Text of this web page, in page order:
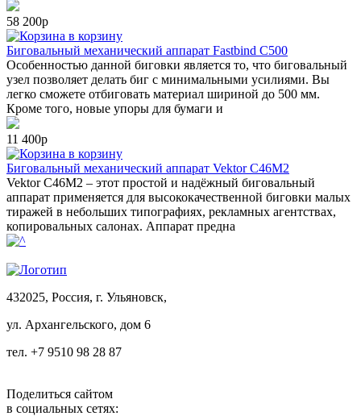
58 200р
в корзину
Биговальный механический аппарат Fastbind C500
Особенностью данной биговки является то, что биговальный
узел позволяет делать биг с минимальными усилиями. Вы
легко сможете отбиговать материал шириной до 500 мм.
Кроме того, новые упоры для бумаги и
11 400р
в корзину
Биговальный механический аппарат Vektor C46M2
Vektor C46M2 – этот простой и надёжный биговальный
аппарат применяется для высококачественной биговки малых
тиражей в небольших типографиях, рекламных агентствах,
копировальных салонах. Аппарат предна
432025, Россия, г. Ульяновск,
ул. Архангельского, дом 6
тел. +7 9510 98 28 87
Поделиться сайтом
в социальных сетях: